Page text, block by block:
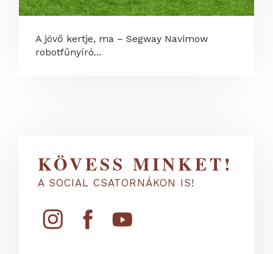
A jövő kertje, ma – Segway Navimow
robotfűnyíró...
KÖVESS MINKET!
A SOCIAL CSATORNÁKON IS!